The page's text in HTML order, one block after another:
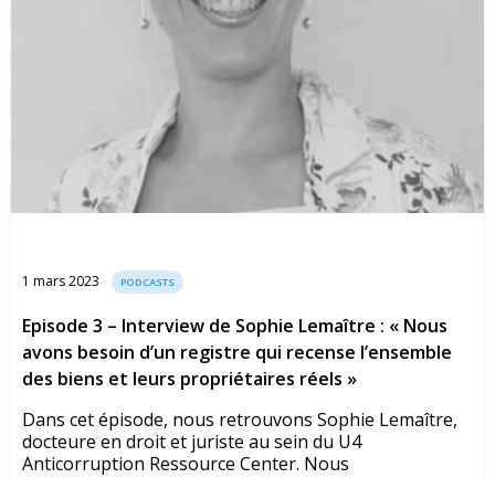
1 mars 2023 PODCASTS
Episode 3 – Interview de Sophie Lemaître : « Nous
avons besoin d’un registre qui recense l’ensemble
des biens et leurs propriétaires réels »
Dans cet épisode, nous retrouvons Sophie Lemaître,
docteure en droit et juriste au sein du U4
Anticorruption Ressource Center. Nous